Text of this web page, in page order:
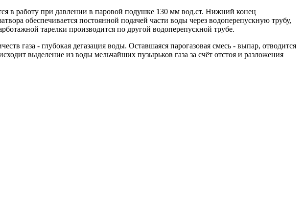
в работу при давлении в паровой подушке 130 мм вод.ст. Нижний конец
обеспечивается постоянной подачей части воды через водоперепускную трубу,
тарелки производится по другой водоперепускной трубе.
газа - глубокая дегазация воды. Оставшаяся парогазовая смесь - выпар, отводится
выделение из воды мельчайших пузырьков газа за счёт отстоя и разложения